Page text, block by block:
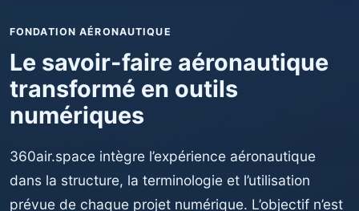
FONDATION AÉRONAUTIQUE
Le savoir-faire aéronautique
transformé en outils
numériques
360air.space intègre l’expérience aéronautique
dans la structure, la terminologie et l’utilisation
prévue de chaque projet numérique. L’objectif n’est